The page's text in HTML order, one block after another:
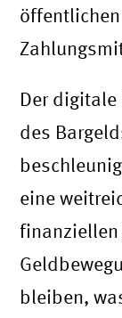
Der digitale
des
eine
finanziellen
bleiben,